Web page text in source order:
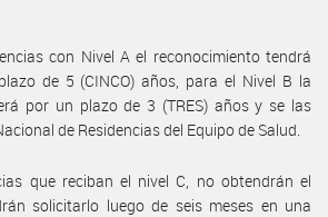
con Nivel A el reconocimiento tendrá
de 5 (CINCO) años, para el Nivel B la
por un plazo de 3 (TRES) años y se las
de Residencias del Equipo de Salud.
que reciban el nivel C, no obtendrán el
solicitarlo luego de seis meses en una